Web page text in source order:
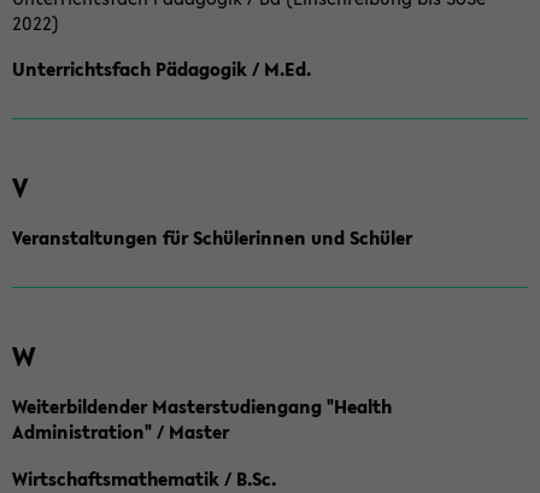
2022)
Unterrichtsfach Pädagogik / M.Ed.
V
Veranstaltungen für Schülerinnen und Schüler
W
Weiterbildender Masterstudiengang "Health
Administration" / Master
Wirtschaftsmathematik / B.Sc.